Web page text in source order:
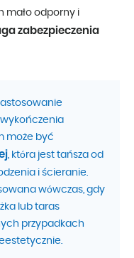
mało odporny i
zabezpieczenia
może być
, która jest tańsza od
i ścieranie.
wówczas, gdy
lub taras
przypadkach